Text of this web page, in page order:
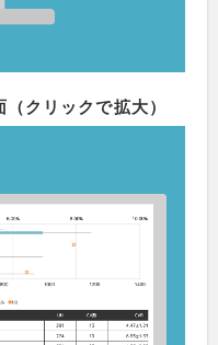
クリックで拡大）